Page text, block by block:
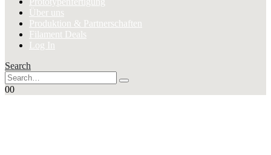
Über uns
Produktion & Partnerschaften
Filament Deals
Log In
Search
00